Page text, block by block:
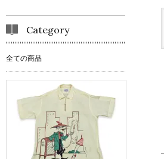
Category
全ての商品